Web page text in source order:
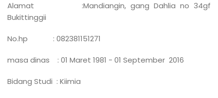
Alamat :Mandiangin, gang Dahlia no 34gf
Bukittinggii
No.hp : 082381151271
masa dinas : 01 Maret 1981 - 01 September 2016
Bidang Studi : Kiimia